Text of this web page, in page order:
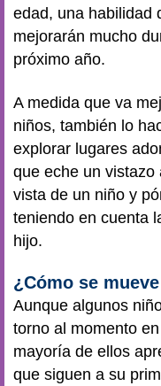
edad, una habilidad
mejorarán mucho
próximo año.
A medida que va
niños, también lo
explorar lugares
que eche un vistazo
vista de un niño y
teniendo en cuenta
hijo.
¿Cómo se
Aunque algunos
torno al momento
mayoría de ellos
que siguen a su